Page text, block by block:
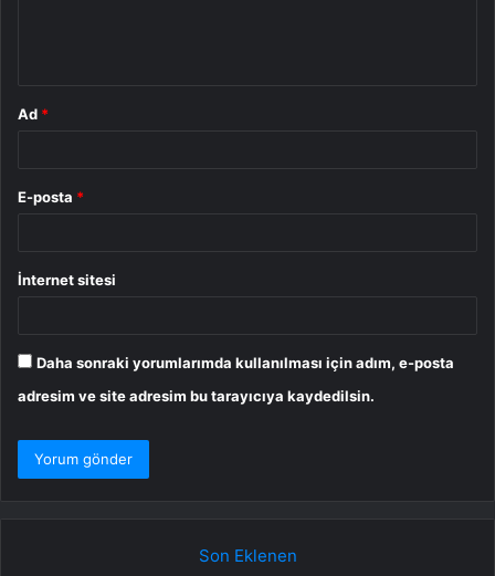
Ad *
E-posta *
İnternet sitesi
Daha sonraki yorumlarımda kullanılması için adım, e-posta
adresim ve site adresim bu tarayıcıya kaydedilsin.
Son Eklenen